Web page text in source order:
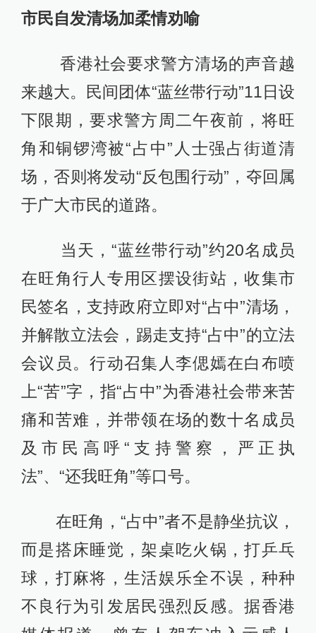
市民自发清场加柔情劝喻
香港社会要求警方清场的声音越
来越大。民间团体“蓝丝带行动”11日设
下限期，要求警方周二午夜前，将旺
角和铜锣湾被“占中”人士强占街道清
场，否则将发动“反包围行动”，夺回属
于广大市民的道路。
当天，“蓝丝带行动”约20名成员
在旺角行人专用区摆设街站，收集市
民签名，支持政府立即对“占中”清场，
并解散立法会，踢走支持“占中”的立法
会议员。行动召集人李偲嫣在白布喷
上“苦”字，指“占中”为香港社会带来苦
痛和苦难，并带领在场的数十名成员
及市民高呼“支持警察，严正执
法”、“还我旺角”等口号。
在旺角，“占中”者不是静坐抗议，
而是搭床睡觉，架桌吃火锅，打乒乓
球，打麻将，生活娱乐全不误，种种
不良行为引发居民强烈反感。据香港